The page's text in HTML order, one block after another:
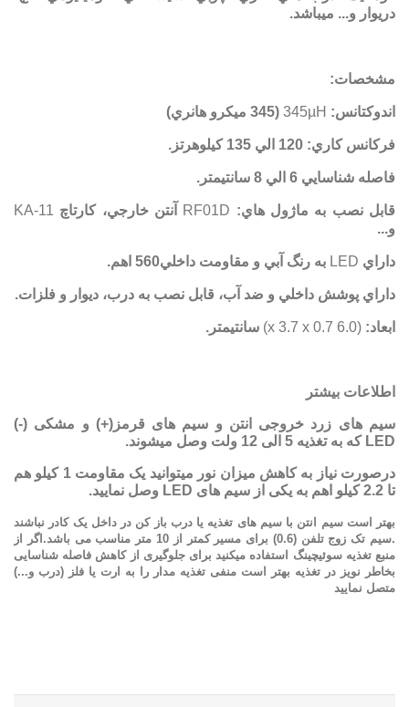
دريوار و... ميباشد.
مشخصات:
اندوكتانس: 345µH (345 ميكرو هانري)
فركانس كاري: 120 الي 135 كيلوهرتز.
فاصله شناسايي 6 الي 8 سانتيمتر.
قابل نصب به ماژول هاي: RF01D آنتن خارجي، كارتاچ KA-11
و...
داراي LED به رنگ آبي و مقاومت داخلي560 اهم.
داراي پوشش داخلي و ضد آب، قابل نصب به درب، ديوار و فلزات.
ابعاد: (6.0 x 3.7 x 0.7) سانتيمتر.
اطلاعات بیشتر
سیم های زرد خروجی انتن و سیم های قرمز(+) و مشکی (-)
LED که به تغذیه 5 الی 12 ولت وصل میشوند.
درصورت نیاز به کاهش میزان نور میتوانید یک مقاومت 1 کیلو هم
تا 2.2 کیلو اهم به یکی از سیم های LED وصل نمایید.
بهتر است سیم انتن با سیم های تغذیه یا درب باز کن در داخل یک کادر نباشند
.سیم تک زوج تلفن (
0.6) برای مسیر کمتر از 10 متر مناسب می باشد.اگر از
منبع تغذیه سوئیچینگ استفاده میکنید برایجلوگیری از کاهش فاصله شناسایی
بخاطر نویز در تغذیه بهتر است منفی تغذیه مدار را به ارت یا فلز (درب و...)
متصل نمایید